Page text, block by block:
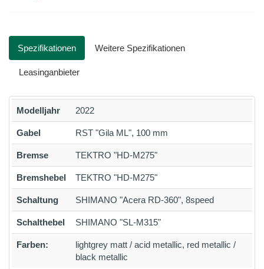
Spezifikationen Weitere Spezifikationen
Leasinganbieter
Modelljahr 2022
Gabel RST "Gila ML", 100 mm
Bremse TEKTRO "HD-M275"
Bremshebel TEKTRO "HD-M275"
Schaltung SHIMANO "Acera RD-360", 8speed
Schalthebel SHIMANO "SL-M315"
Farben:
lightgrey matt / acid metallic, red metallic /
black metallic